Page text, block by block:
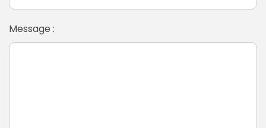
Message :